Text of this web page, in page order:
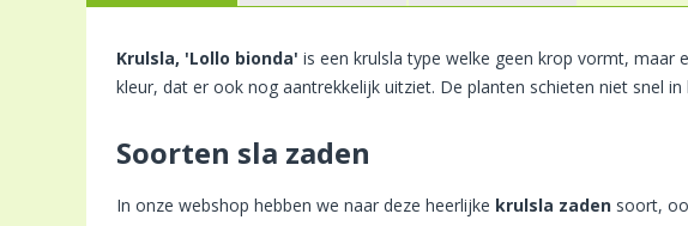
Krulsla, 'Lollo bionda' is een krulsla type welke geen krop vormt, maar
kleur, dat er ook nog aantrekkelijk uitziet. De planten schieten niet snel in
Soorten sla zaden
In onze webshop hebben we naar deze heerlijke krulsla zaden soort,